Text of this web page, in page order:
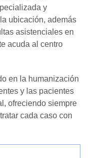
y
ubicación, además
asistenciales en
acuda al centro
en la humanización
y las pacientes
ofreciendo siempre
cada caso con